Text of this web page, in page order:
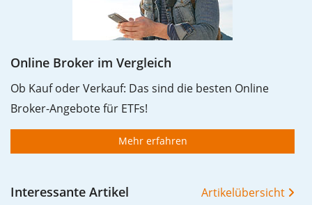
Online Broker im Vergleich
Ob Kauf oder Verkauf: Das sind die besten Online
Broker-Angebote für ETFs!
Mehr erfahren
Interessante Artikel Artikelübersicht